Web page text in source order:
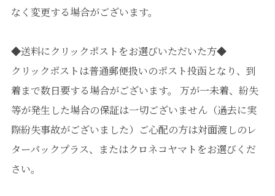
なく変更する場合がございます。
◆送料にクリックポストをお選びいただいた方◆
クリックポストは普通郵便扱いのポスト投函となり、到
着まで数日要する場合がございます。 万が一未着、紛失
等が発生した場合の保証は一切ございません（過去に実
際紛失事故がございました）ご心配の方は対面渡しのレ
ターパックプラス、またはクロネコヤマトをお選びくだ
さい。